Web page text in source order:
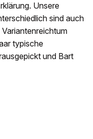
Unsere
sind auch
typische
und Bart